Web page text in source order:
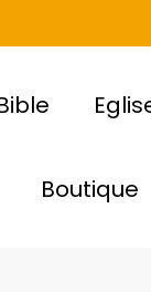
Boutique